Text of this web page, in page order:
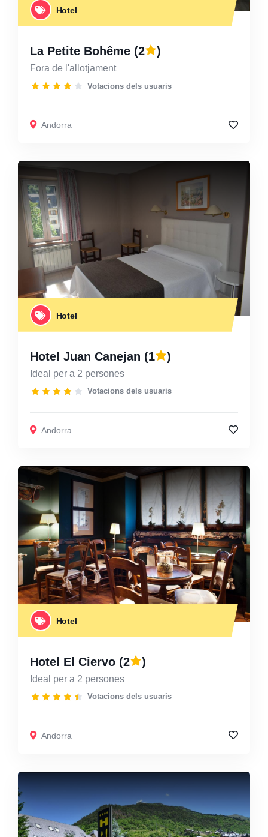
Hotel
La Petite Bohême (2 )
Fora de l'allotjament
Votacions dels usuaris
Andorra
Hotel
Hotel Juan Canejan (1 )
Ideal per a 2 persones
Votacions dels usuaris
Andorra
Hotel
Hotel El Ciervo (2 )
Ideal per a 2 persones
Votacions dels usuaris
Andorra